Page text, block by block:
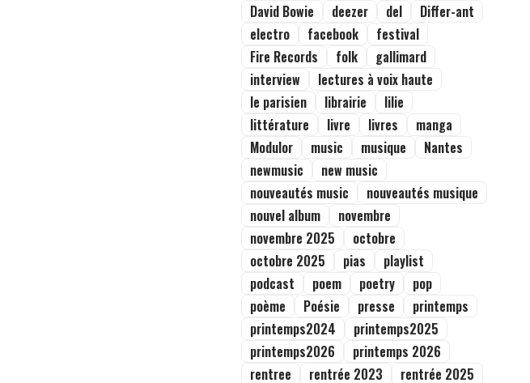
David Bowie
deezer del
Differ-ant
electro
facebook
festival
Fire Records
folk
gallimard
interview
lectures à voix haute
le parisien
librairie
lilie
littérature
livre livres
manga
Modulor
music musique
Nantes
newmusic
new music
nouveautés music
nouveautés musique
nouvel album
novembre
novembre 2025
octobre
octobre 2025
pias
playlist
podcast
poem poetry
pop
poème
Poésie presse
printemps
printemps2024
printemps2025
printemps2026
printemps 2026
rentree
rentrée 2023
rentrée 2025